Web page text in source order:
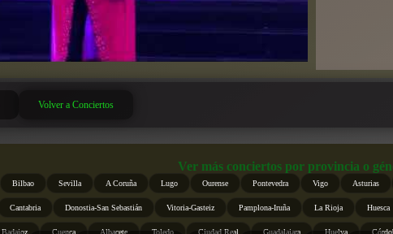
Volver a Conciertos
Ver más conciertos por provincia o
Bilbao Sevilla A Coruña Lugo Ourense Pontevedra Vigo Asturias
Cantabria Donostia-San Sebastián Vitoria-Gasteiz Pamplona-Iruña La Rioja Huesca
Badajoz Cuenca Albacete Toledo Ciudad Real Guadalajara Huelva